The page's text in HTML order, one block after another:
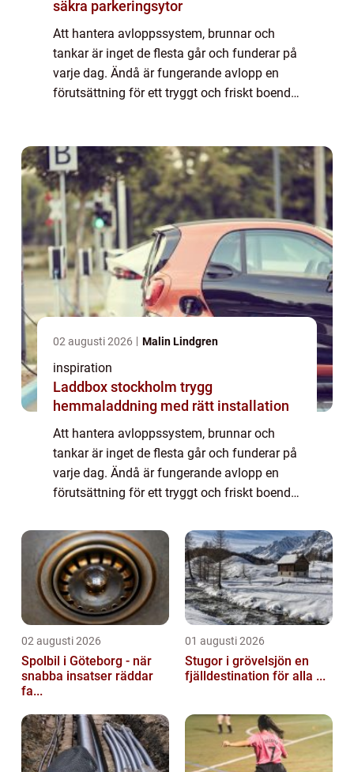
säkra parkeringsytor
Att hantera avloppssystem, brunnar och
tankar är inget de flesta går och funderar på
varje dag. Ändå är fungerande avlopp en
förutsättning för ett tryggt och friskt boende.
02 augusti 2026 Malin Lindgren
inspiration
Laddbox stockholm trygg
hemmaladdning med rätt installation
Att hantera avloppssystem, brunnar och
tankar är inget de flesta går och funderar på
varje dag. Ändå är fungerande avlopp en
förutsättning för ett tryggt och friskt boende.
över eller en oljeavskiljare behöv...
02 augusti 2026
Spolbil i Göteborg - när
snabba insatser räddar
fa...
01 augusti 2026
Stugor i grövelsjön en
fjälldestination för alla ...